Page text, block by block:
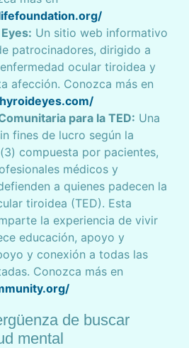
Un sitio web informativo
patrocinadores, dirigido a
ocular tiroidea y
afección. Conozca más en
para la TED: Una
fines de lucro según la
compuesta por pacientes,
médicos y
a quienes padecen la
tiroidea (TED). Esta
la experiencia de vivir
educación, apoyo y
y conexión a todas las
Conozca más en
de buscar
mental